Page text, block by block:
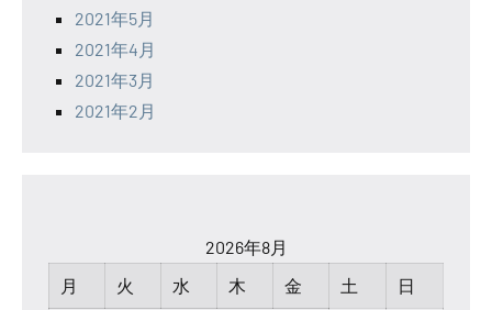
2021年5月
2021年4月
2021年3月
2021年2月
2026年8月
月
火 水 木 金 土 日